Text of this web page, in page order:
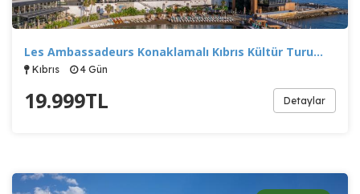
Pazarlama Çerezleri
Size ve ilgi alanlarınıza uygun reklamlar göstermek için
kullanılır. Kapatırsanız reklamları görmeye devam
Les Ambassadeurs Konaklamalı Kıbrıs Kültür Turu…
Kıbrıs 4 Gün
19.999TL Detaylar